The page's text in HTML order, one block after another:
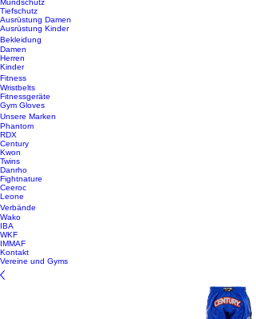
Mundschutz
Tiefschutz
Ausrüstung Damen
Ausrüstung Kinder
Bekleidung
Damen
Herren
Kinder
Fitness
Wristbelts
Fitnessgeräte
Gym Gloves
Unsere Marken
Phantom
RDX
Century
Kwon
Twins
Danrho
Fightnature
Ceeroc
Leone
Verbände
Wako
IBA
WKF
IMMAF
Kontakt
Vereine und Gyms